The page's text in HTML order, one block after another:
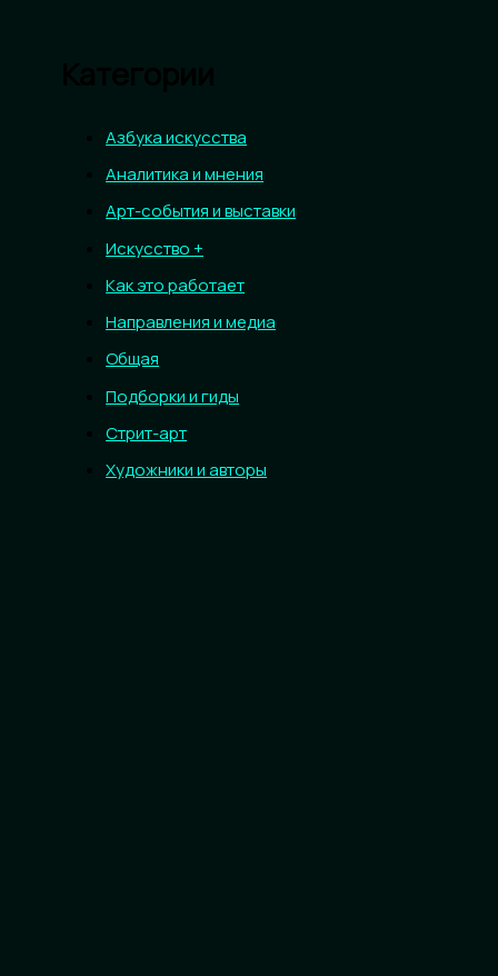
Азбука искусства
Аналитика и мнения
Арт-события и выставки
Искусство +
Как это работает
Направления и медиа
Общая
Подборки и гиды
Стрит-арт
Художники и авторы